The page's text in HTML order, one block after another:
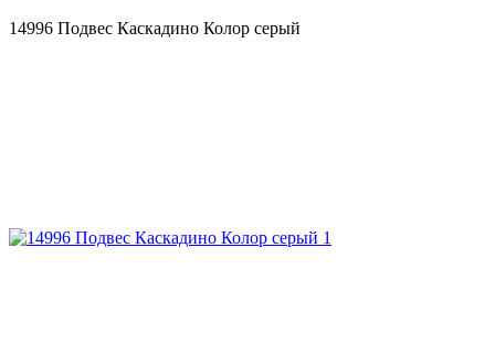
14996 Подвес Каскадино Колор серый